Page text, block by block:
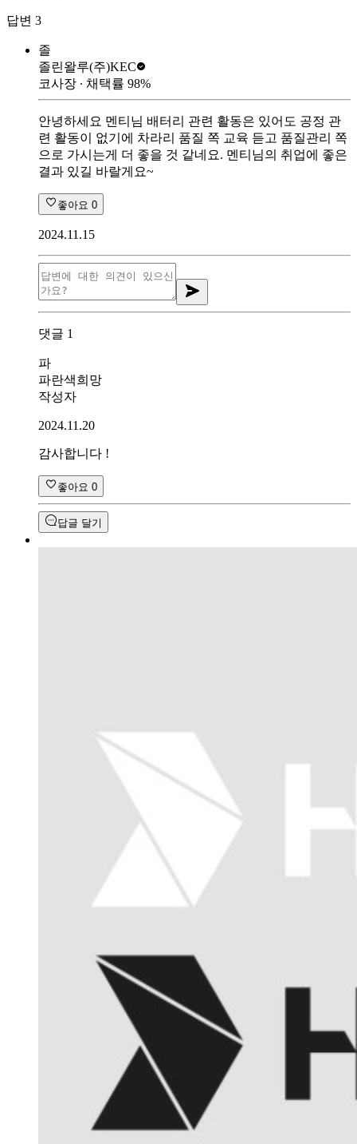
답변 3
졸
졸린왈루(주)KEC
코사장 ∙ 채택률 98%
안녕하세요 멘티님 배터리 관련 활동은 있어도 공정 관
련 활동이 없기에 차라리 품질 쪽 교육 듣고 품질관리 쪽
으로 가시는게 더 좋을 것 같네요. 멘티님의 취업에 좋은
결과 있길 바랄게요~
좋아요 0
2024.11.15
댓글 1
파
파란색희망
작성자
2024.11.20
감사합니다 !
좋아요 0
답글 달기